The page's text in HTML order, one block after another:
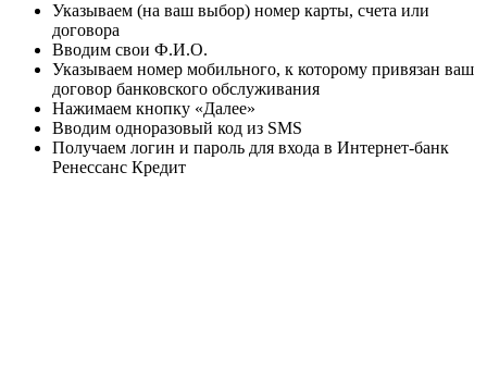
Указываем (на ваш выбор) номер карты, счета или
договора
Вводим свои Ф.И.О.
Указываем номер мобильного, к которому привязан ваш
договор банковского обслуживания
Нажимаем кнопку «Далее»
Вводим одноразовый код из SMS
Получаем логин и пароль для входа в Интернет-банк
Ренессанс Кредит